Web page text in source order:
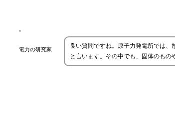
電力の研究家
良い質問ですね。原子力発電所では、
と言います。その中でも、固体のもの